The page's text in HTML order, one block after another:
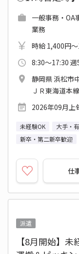
一般事務・OA
業務
時給 1,400円
8:30～17:30
静岡県 浜松市
ＪＲ東海道本
2026年09月上
未経験OK 大手・
新卒・第二新卒歓迎
仕
派遣
【8月開始】